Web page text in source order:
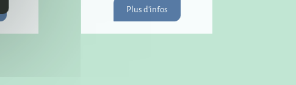
Plus d'infos